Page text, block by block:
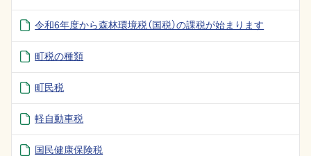
令和6年度から森林環境税（国税）の課税が始まります
町税の種類
町民税
軽自動車税
国民健康保険税